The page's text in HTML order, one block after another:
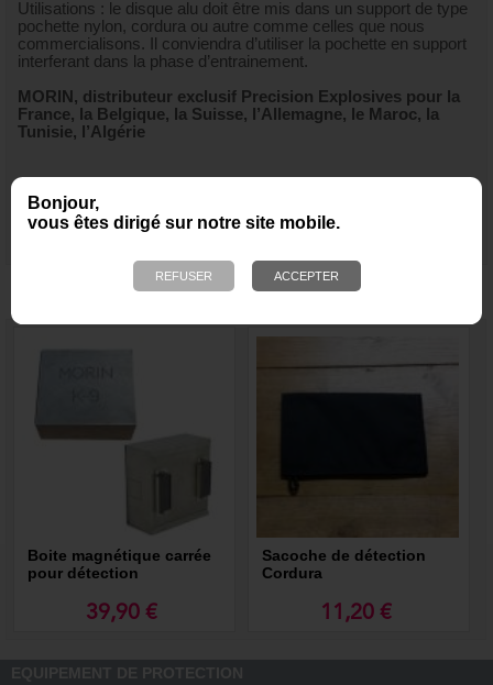
Bonjour,
vous êtes dirigé sur notre site mobile.
Utilisations : le disque alu doit être mis dans un support de type
pochette nylon, cordura ou autre comme celles que nous
commercialisons. Il conviendra d’utiliser la pochette en support
interferant dans la phase d’entrainement.
MORIN, distributeur exclusif Precision Explosives pour la
France, la Belgique, la Suisse, l’Allemagne, le Maroc, la
Tunisie, l’Algérie
NOUS VOUS RECOMMANDONS ÉGALEMENT
Boite magnétique carrée
pour détection
39,90 €
Sacoche de détection
Cordura
11,20 €